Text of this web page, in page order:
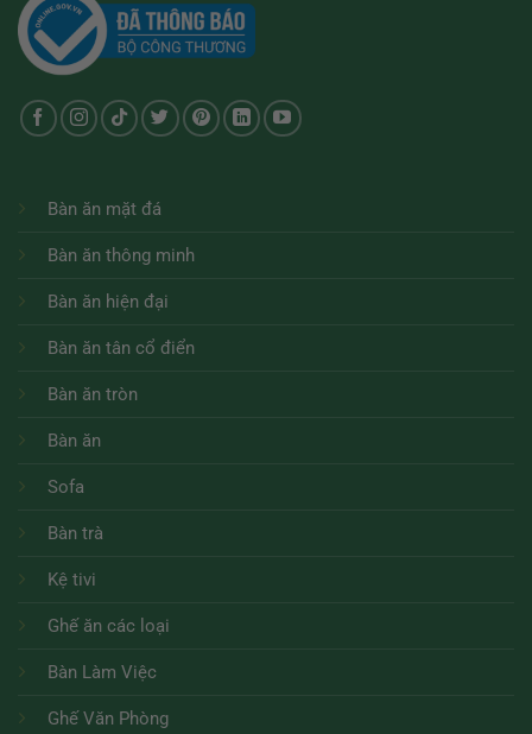
Bàn ăn mặt đá
Bàn ăn thông minh
Bàn ăn hiện đại
Bàn ăn tân cổ điển
Bàn ăn tròn
Bàn ăn
Sofa
Bàn trà
Kệ tivi
Ghế ăn các loại
Bàn Làm Việc
Ghế Văn Phòng